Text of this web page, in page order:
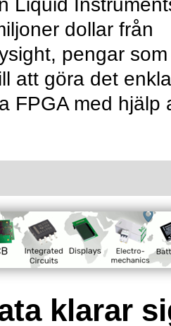
Liquid
dollar från
pengar som
att göra det
FPGA med hjälp
klarar